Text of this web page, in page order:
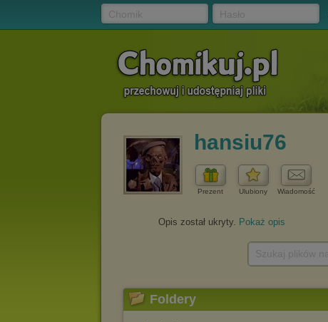
hansiu76
Prezent Ulubiony Wiadomość
Opis został ukryty. Pokaż opis
Foldery